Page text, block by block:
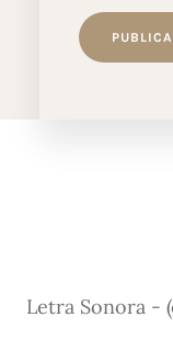
Letra Sonora -